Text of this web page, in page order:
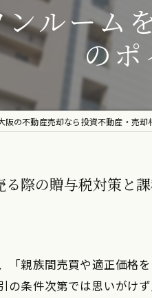
ある質問ルーム
の
阪の不動産売却なら投資不動産・売却
際の贈与税対策と
親族間売買や適正価格
の条件次第では思いがけ